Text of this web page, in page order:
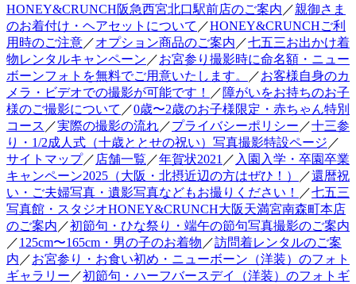
HONEY&CRUNCH阪急西宮北口駅前店のご案内 ／親御さま
のお着付け・ヘアセットについて ／HONEY&CRUNCHご利
用時のご注意／オプション商品のご案内 ／七五三お出かけ着
物レンタルキャンペーン ／お宮参り撮影時に命名額・ニュー
ボーンフォトを無料でご用意いたします。
／お客様自身のカ
メラ・ビデオでの撮影が可能です！ ／障がいをお持ちのお子
様のご撮影について ／0歳〜2歳のお子様限定・赤ちゃん特別
コース ／実際の撮影の流れ／プライバシーポリシー ／十三参
り・1/2成人式（十歳ととせの祝い）写真撮影特設ページ ／
サイトマップ／ 店舗一覧 ／年賀状2021 ／ 入園入学・卒園卒業
キャンペーン2025（大阪・北摂近辺の方はぜひ！）
／還暦祝
い・ご夫婦写真・遺影写真などもお撮りください！ ／七五三
写真館・スタジオHONEY&CRUNCH大阪天満宮南森町本店
のご案内 ／初節句・ひな祭り・端午の節句写真撮影のご案内
／125cm〜165cm・男の子のお着物 ／訪問着レンタルのご案
内 ／お宮参り・お食い初め・ニューボーン（洋装）のフォト
ギャラリー ／初節句・ハーフバースデイ（洋装）のフォトギ